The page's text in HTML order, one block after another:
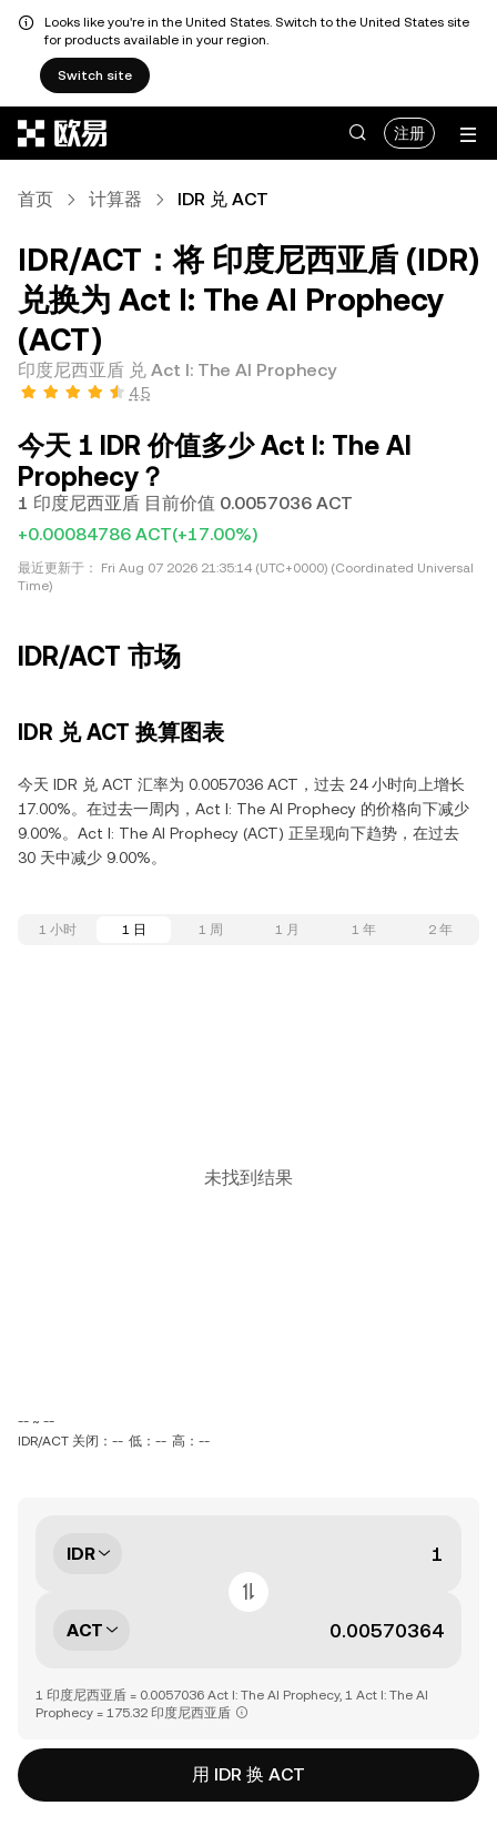
Looks like you're in the United States. Switch to the United States site
for products available in your region.
Switch site
注册
首页 计算器 IDR 兑 ACT
IDR/ACT：将 印度尼西亚盾 (IDR)
兑换为 Act I: The AI Prophecy
(ACT)
印度尼西亚盾 兑 Act I: The AI Prophecy
4.5
今天 1 IDR 价值多少 Act I: The AI
Prophecy？
1 印度尼西亚盾 目前价值 0.0057036 ACT
+0.00084786 ACT(+17.00%)
最近更新于：
Fri Aug 07 2026 21:35:14 (UTC+0000) (Coordinated Universal
Time)
IDR/ACT 市场
IDR 兑 ACT 换算图表
今天 IDR 兑 ACT 汇率为 0.0057036 ACT，过去 24 小时向上增长
17.00%。在过去一周内，Act I: The AI Prophecy 的价格向下减少
9.00%。Act I: The AI Prophecy (ACT) 正呈现向下趋势，在过去
30 天中减少 9.00%。
1 小时 1 日 1 周 1 月 1 年 2 年
未找到结果
-- ~ --
IDR/ACT 关闭：-- 低：-- 高：--
IDR
ACT
1 印度尼西亚盾 = 0.0057036 Act I: The AI Prophecy, 1 Act I: The AI
Prophecy = 175.32 印度尼西亚盾
用 IDR 换 ACT